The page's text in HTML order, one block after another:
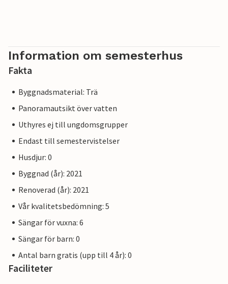
Information om semesterhus
Fakta
Byggnadsmaterial: Trä
Panoramautsikt över vatten
Uthyres ej till ungdomsgrupper
Endast till semestervistelser
Husdjur: 0
Byggnad (år): 2021
Renoverad (år): 2021
Vår kvalitetsbedömning: 5
Sängar för vuxna: 6
Sängar för barn: 0
Antal barn gratis (upp till 4 år): 0
Faciliteter